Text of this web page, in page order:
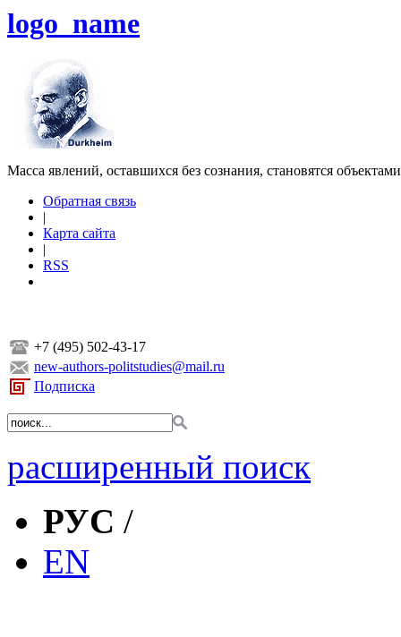
logo_name
Масса явлений, оставшихся без сознания, становятся
Обратная связь
|
Карта сайта
|
RSS
+7 (495) 502-43-17
new-authors-politstudies@mail.ru
Подписка
расширенный поиск
РУС /
EN